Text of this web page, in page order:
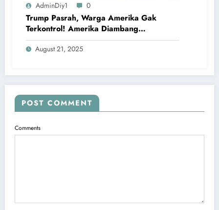
AdminDiy1 0
Trump Pasrah, Warga Amerika Gak
Terkontrol! Amerika Diambang
Kehancuran & Trump Terancam
Dijatuhkan
August 21, 2025
POST COMMENT
Comments